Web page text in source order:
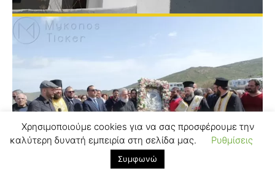
Χρησιμοποιούμε cookies για να σας προσφέρουμε την
καλύτερη δυνατή εμπειρία στη σελίδα μας.
Ρυθμίσεις
Συμφωνώ